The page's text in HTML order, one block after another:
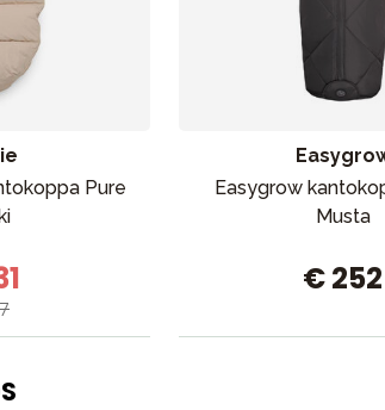
Pure
Easygrow
Musta
€ 252